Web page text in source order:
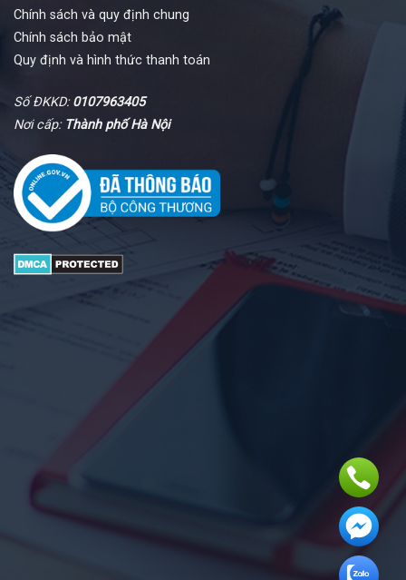
Chính sách và quy định chung
Chính sách bảo mật
Quy định và hình thức thanh toán
Số ĐKKD:0107963405
Nơi cấp: Thành phố Hà Nội